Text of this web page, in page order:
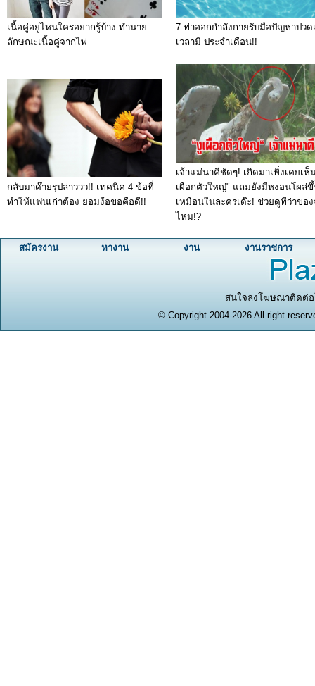
เนื้อคู่อยู่ไหนใครอยากรู้บ้าง ทำนาย
ลักษณะเนื้อคู่จากไพ่
7 ท่าออกกำลังกายรับมือปัญหาปวด
เวลามี ประจำเดือน!!
กลับมาด๊ายรุปล่าววว!! เทคนิค 4 ข้อที่
ทำให้แฟนเก่าต้อง ยอมง้อขอคือดี!!
เจ้าแม่นาคีชัดๆ! เกิดมาเพิ่งเคยเห็
เผือกตัวใหญ่" แถมยังมีหงอนโผล่
เหมือนในละครเด๊ะ! ช่วยดูทีว่าของ
ไหม!?
สมัครงาน หางาน งาน งานราชการ
สนใจลงโฆษณาติดต่อ
© Copyright 2004-2026 All right